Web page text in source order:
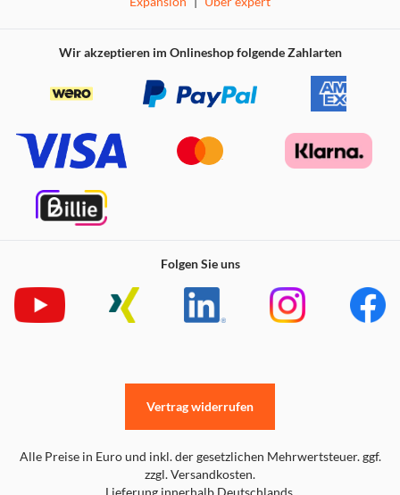
Wir akzeptieren im Onlineshop folgende Zahlarten
Folgen Sie uns
Alle Preise in Euro und inkl. der gesetzlichen Mehrwertsteuer. ggf.
zzgl. Versandkosten.
Lieferung innerhalb Deutschlands.
Vertrag widerrufen